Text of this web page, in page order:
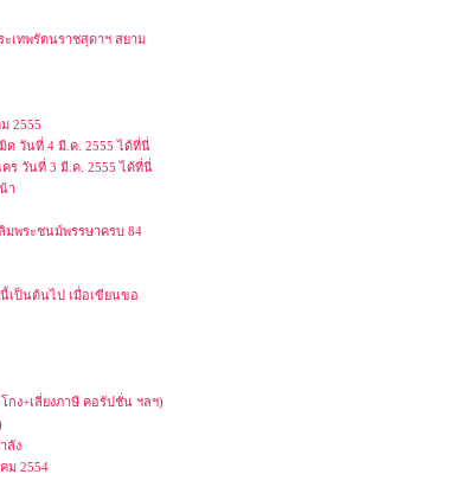
ะเทพรัตนราชสุดาฯ สยาม
2555
ด วันที่ 4 มี.ค. 2555 ได้ที่นี่
ร วันที่ 3 มี.ค. 2555 ได้ที่นี่
า
มพระชนม์พรรษาครบ 84
เป็นต้นไป เมื่อเขียนขอ
กง+เลี่ยงภาษี คอรัปชั่น ฯลฯ)
ลัง
ม 2554